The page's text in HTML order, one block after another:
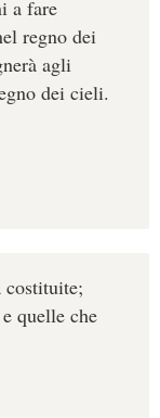
a fare
regno dei
agli
dei cieli.
costituite;
quelle che